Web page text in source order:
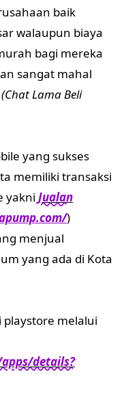
baik
walaupun biaya
bagi mereka
sangat mahal
(Chat Lama Beli
yang sukses
memiliki transaksi
yakni Jualan
)
menjual
yang ada di Kota
playstore melalui
details?